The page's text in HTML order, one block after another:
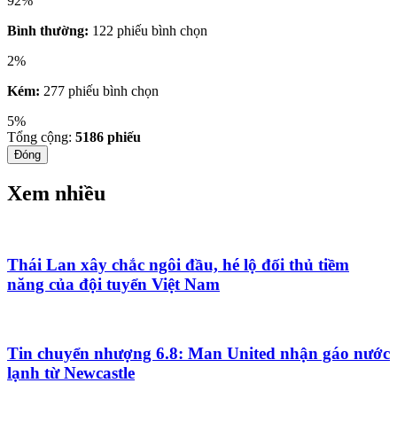
Bình thường: 122 phiếu bình chọn
2%
Kém: 277 phiếu bình chọn
5%
Tổng cộng: 5186 phiếu
Đóng
Xem nhiều
Thái Lan xây chắc ngôi đầu, hé lộ đối thủ tiềm
năng của đội tuyển Việt Nam
Tin chuyển nhượng 6.8: Man United nhận gáo nước
lạnh từ Newcastle